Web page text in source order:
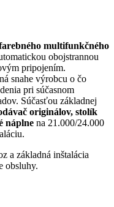
multifunkčného
obojstrannou
pripojením.
snahe výrobcu o čo
pri súčasnom
Súčasťou základnej
originálov, stolík
náplne na 21.000/24.000
a základná inštalácia
obsluhy.